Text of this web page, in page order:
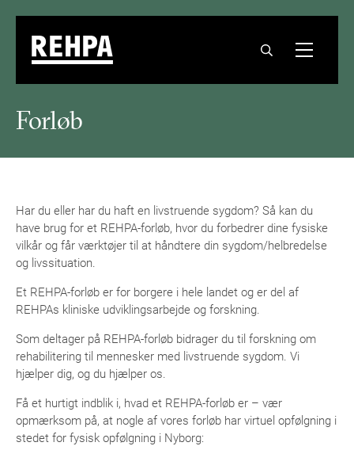
Forløb
Har du eller har du haft en livstruende sygdom? Så kan du
have brug for et REHPA-forløb, hvor du forbedrer dine fysiske
vilkår og får værktøjer til at håndtere din sygdom/helbredelse
og livssituation.
Et REHPA-forløb er for borgere i hele landet og er del af
REHPAs kliniske udviklingsarbejde og forskning.
Som deltager på REHPA-forløb bidrager du til forskning om
rehabilitering til mennesker med livstruende sygdom. Vi
hjælper dig, og du hjælper os.
Få et hurtigt indblik i, hvad et REHPA-forløb er – vær
opmærksom på, at nogle af vores forløb har virtuel opfølgning i
stedet for fysisk opfølgning i Nyborg: